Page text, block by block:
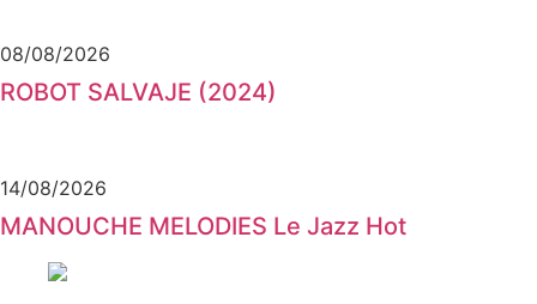
08/08/2026
ROBOT SALVAJE (2024)
14/08/2026
MANOUCHE MELODIES Le Jazz Hot